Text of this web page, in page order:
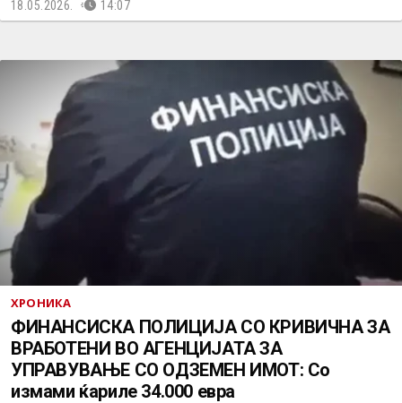
18.05.2026. 14:07
ХРОНИКА
ФИНАНСИСКА ПОЛИЦИЈА СО КРИВИЧНА ЗА
ВРАБОТЕНИ ВО АГЕНЦИЈАТА ЗА
УПРАВУВАЊЕ СО ОДЗЕМЕН ИМОТ: Со
измами ќариле 34.000 евра